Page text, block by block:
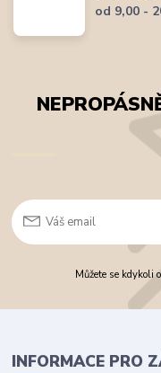
od 9,00 -
Můžete se
INFORMACE PRO